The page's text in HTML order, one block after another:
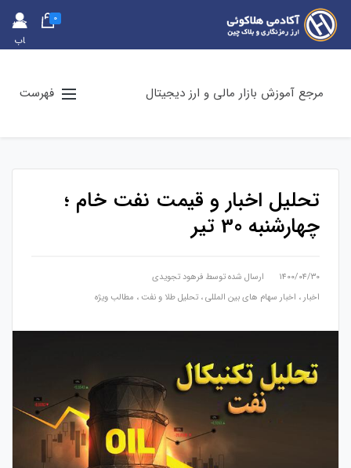
حس
اب
0
مرجع آموزش بازار مالی و ارز دیجیتال فهرست
تحلیل اخبار و قیمت نفت خام ؛
چهارشنبه 30 تیر
۱۴۰۰/۰۴/۳۰ ارسال شده توسط فرهود تجویدی
اخبار ، اخبار سهام های بین المللی، تحلیل طلا و نفت ، مطالب ویژه